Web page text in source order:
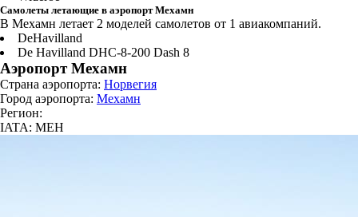
Самолеты летающие в аэропорт Мехамн
В Мехамн летает 2 моделей самолетов от 1 авиакомпаний.
DeHavilland
De Havilland DHC-8-200 Dash 8
Аэропорт Мехамн
Страна аэропорта: Норвегия
Город аэропорта: Мехамн
Регион:
IATA: MEH